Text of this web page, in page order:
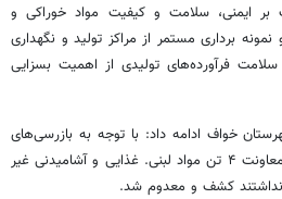
بر ایمنی، سلامت و کیفیت مواد خوراکی و
برداری مستمر از مراکز تولید و نگهداری
فرآورده‌های تولیدی از اهمیت بسزایی
خواف ادامه داد: با توجه به بازرسی‌های
انجام شده توسط کارشناسان این معاونت ۴ تن مواد لبنی. غذایی و آشامیدنی غیر
کشف و معدوم شد.